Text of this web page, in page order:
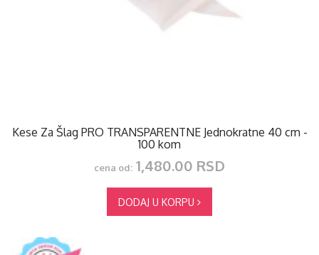
Kese Za Šlag PRO TRANSPARENTNE Jednokratne 40 cm -
100 kom
cena od: 1,480.00 RSD
DODAJ U KORPU